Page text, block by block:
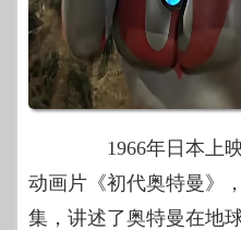
1966年日本上映
动画片《初代奥特曼》
集，讲述了奥特曼在地